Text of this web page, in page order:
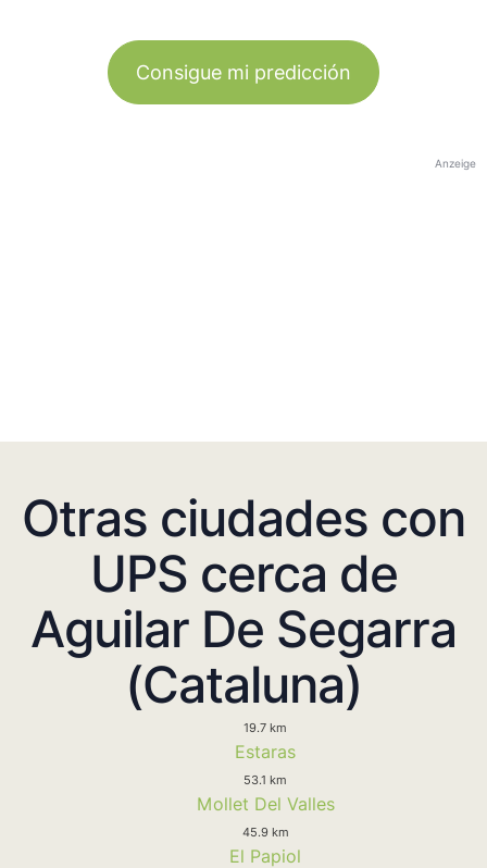
Consigue mi predicción
Anzeige
Otras ciudades con
UPS cerca de
Aguilar De Segarra
(Cataluna)
19.7 km
Estaras
53.1 km
Mollet Del Valles
45.9 km
El Papiol